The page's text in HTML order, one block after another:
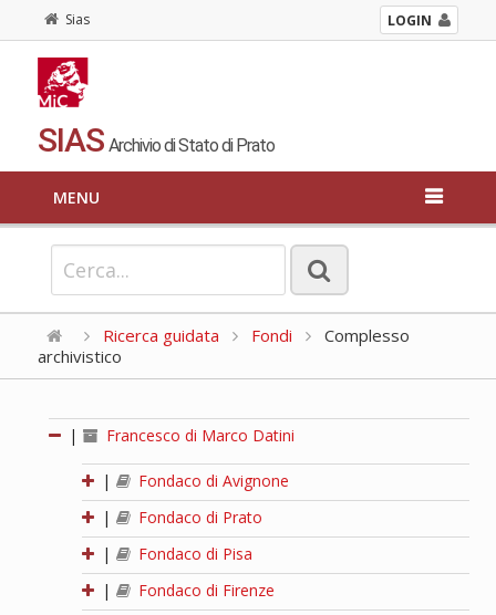
Sias LOGIN
SIAS Archivio di Stato di Prato
MENU
Ricerca guidata Fondi
Complesso
archivistico
| Francesco di Marco Datini
|
Fondaco di Avignone
|
Fondaco di Prato
|
Fondaco di Pisa
|
Fondaco di Firenze